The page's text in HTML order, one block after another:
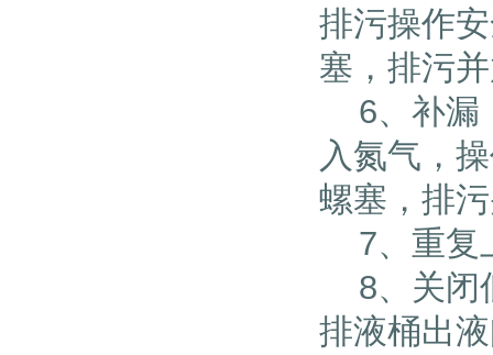
排污操作
塞，排污
6、补漏
入氮气，
螺塞，排
7、重复
8、关闭
排液桶出